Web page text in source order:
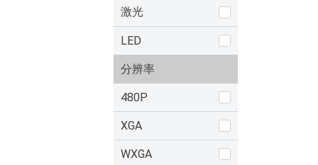
激光
LED
分辨率
480P
XGA
WXGA